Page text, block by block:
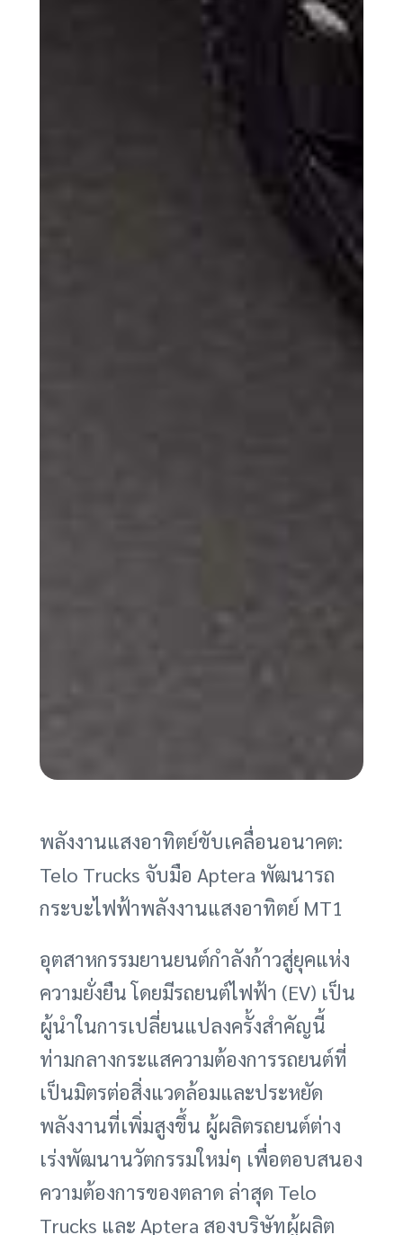
พลังงานแสงอาทิตย์ขับเคลื่อนอนาคต:
Telo Trucks จับมือ Aptera พัฒนารถ
กระบะไฟฟ้าพลังงานแสงอาทิตย์ MT1
อุตสาหกรรมยานยนต์กำลังก้าวสู่ยุคแห่ง
ความยั่งยืน โดยมีรถยนต์ไฟฟ้า (EV) เป็น
ผู้นำในการเปลี่ยนแปลงครั้งสำคัญนี้
ท่ามกลางกระแสความต้องการรถยนต์ที่
เป็นมิตรต่อสิ่งแวดล้อมและประหยัด
พลังงานที่เพิ่มสูงขึ้น ผู้ผลิตรถยนต์ต่าง
เร่งพัฒนานวัตกรรมใหม่ๆ เพื่อตอบสนอง
ความต้องการของตลาด ล่าสุด Telo
Trucks และ Aptera สองบริษัทผู้ผลิต